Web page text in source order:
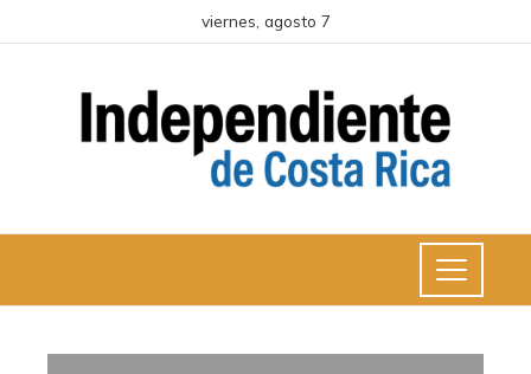
viernes, agosto 7